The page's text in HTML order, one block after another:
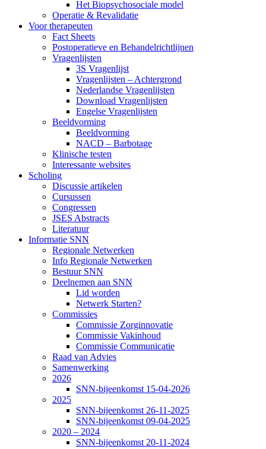
Het Biopsychosociale model
Operatie & Revalidatie
Voor therapeuten
Fact Sheets
Postoperatieve en Behandelrichtlijnen
Vragenlijsten
3S Vragenlijst
Vragenlijsten – Achtergrond
Nederlandse Vragenlijsten
Download Vragenlijsten
Engelse Vragenlijsten
Beeldvorming
Beeldvorming
NACD – Barbotage
Klinische testen
Interessante websites
Scholing
Discussie artikelen
Cursussen
Congressen
JSES Abstracts
Literatuur
Informatie SNN
Regionale Netwerken
Info Regionale Netwerken
Bestuur SNN
Deelnemen aan SNN
Lid worden
Netwerk Starten?
Commissies
Commissie Zorginnovatie
Commissie Vakinhoud
Commissie Communicatie
Raad van Advies
Samenwerking
2026
SNN-bijeenkomst 15-04-2026
2025
SNN-bijeenkomst 26-11-2025
SNN-bijeenkomst 09-04-2025
2020 – 2024
SNN-bijeenkomst 20-11-2024